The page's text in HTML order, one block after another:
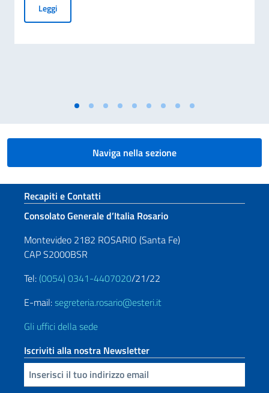
LeggiVerdi, il musicista che commuove
Naviga nella sezione
Sezione footer
Recapiti e Contatti
Consolato Generale d’Italia Rosario
Montevideo 2182 ROSARIO (Santa Fe)
CAP S2000BSR
Tel: (0054) 0341-4407020/21/22
E-mail:segreteria.rosario@esteri.it
Gli uffici della sede
Iscriviti alla nostra Newsletter
Inserisci la tua email